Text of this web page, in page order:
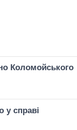
Коломойського
у справі